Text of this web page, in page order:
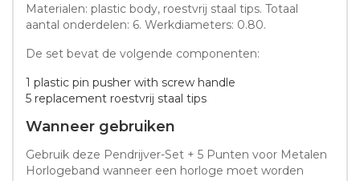
Materialen: plastic body, roestvrij staal tips. Totaal
aantal onderdelen: 6. Werkdiameters: 0.80.
De set bevat de volgende componenten:
1 plastic pin pusher with screw handle
5 replacement roestvrij staal tips
Wanneer gebruiken
Gebruik deze Pendrijver-Set + 5 Punten voor Metalen
Horlogeband wanneer een horloge moet worden